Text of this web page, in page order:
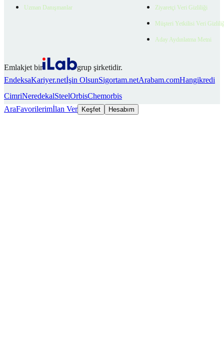
Uzman Danışmanlar Ziyaretçi Veri Gizliliği
Müşteri Yetkilisi Veri
Aday Aydınlatma Metni
Emlakjet bir
grup şirketidir.
EndeksaKariyer.netİşin OlsunSigortam.netArabam.comHangikredi
CimriNeredekalSteelOrbisChemorbis
AraFavorilerimİlan Ver Keşfet Hesabım